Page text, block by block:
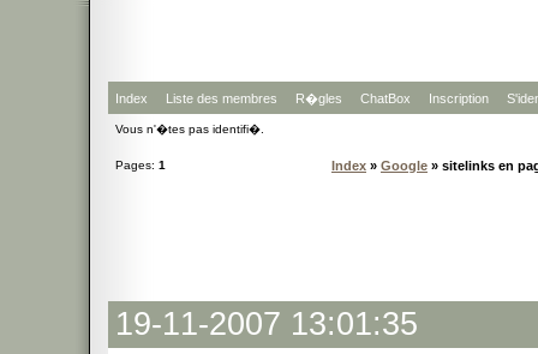
Index Liste des membres R�gles ChatBox Inscription
Vous n'�tes pas identifi�.
Pages: 1 Index » Google » sitelinks en
19-11-2007 13:01:35